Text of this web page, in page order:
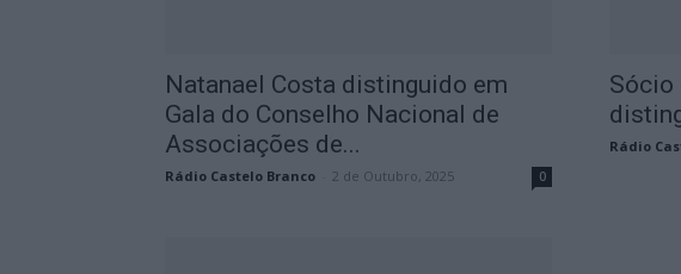
Natanael Costa distinguido em
Gala do Conselho Nacional de
Associações de...
Rádio Castelo Branco 2 de Outubro, 2025 0
Sócio
Rádio